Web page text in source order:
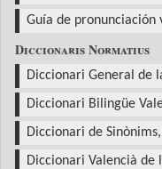
Guía de pronunciación
Diccionaris Normatius
Diccionari General de
Diccionari Bilingüe
Diccionari de
Diccionari Valencià de